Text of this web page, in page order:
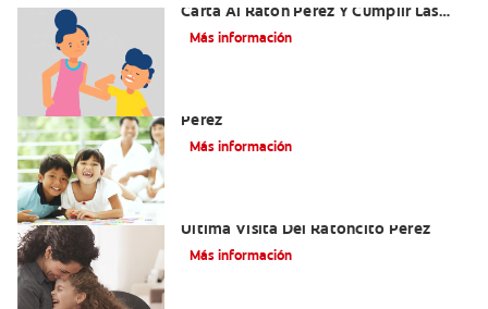
Carta Al Ratón Pérez Y Cumplir Las
Fantasías De Su Hijo/A
Más información
Pérez
Más información
Última Visita Del Ratoncito Pérez
Más información